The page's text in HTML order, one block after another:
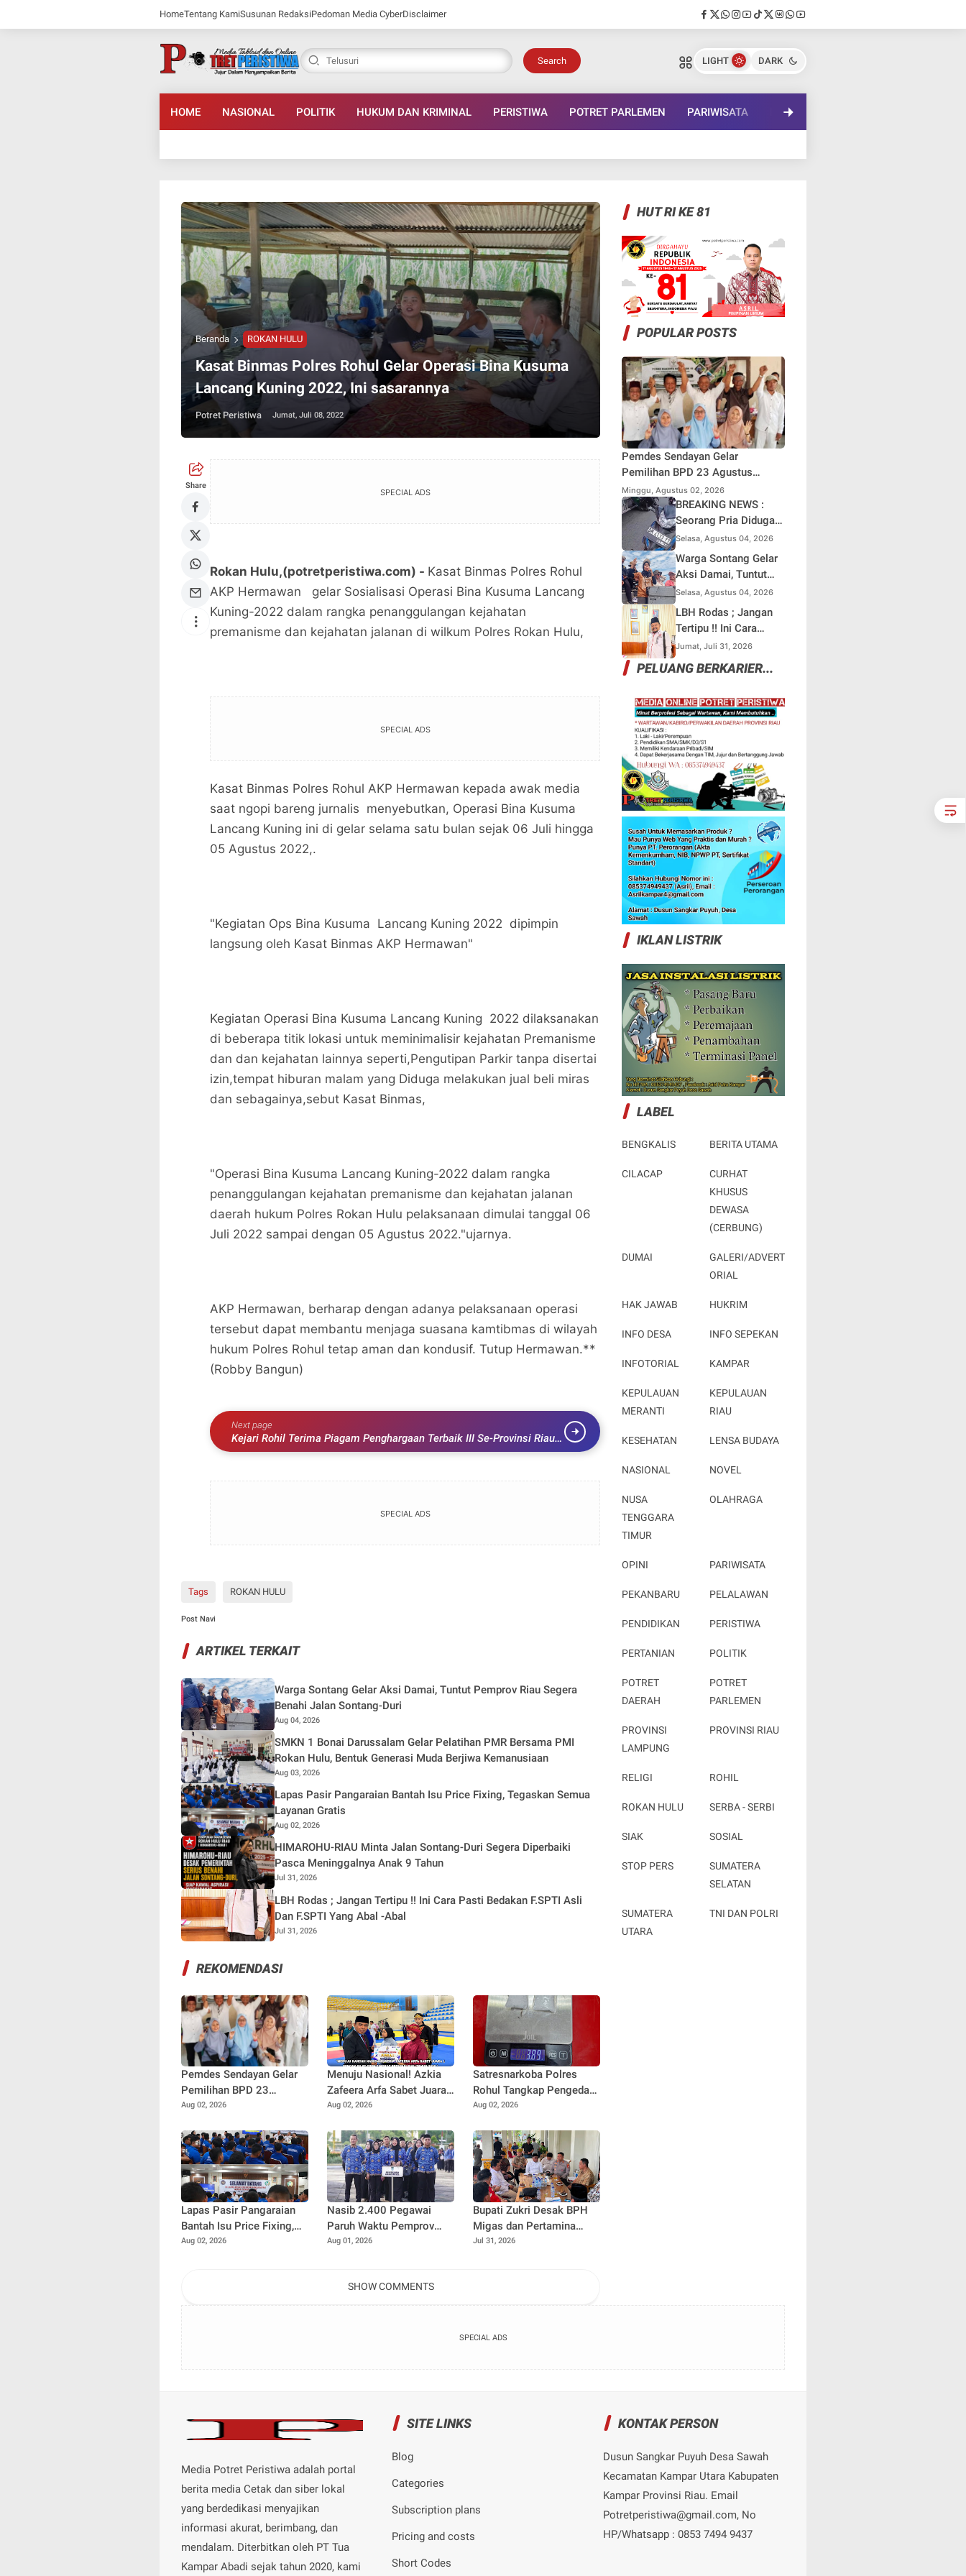
HomeTentang KamiSusunan RedaksiPedoman Media CyberDisclaimer
Search LIGHT DARK
HOME NASIONAL POLITIK HUKUM DAN KRIMINAL PERISTIWA POTRET PARLEMEN PARIWISATA PENDIDIKAN
Beranda ROKAN HULU
Kasat Binmas Polres Rohul Gelar Operasi Bina Kusuma
Lancang Kuning 2022, Ini sasarannya
Potret Peristiwa Jumat, Juli 08, 2022
Share
Kasat Binmas Polres Rohul Gelar Operasi Bina
Kusuma Lancang Kuning 2022, Ini sasarannya
Potret Peristiwa
SPECIAL ADS
Rokan Hulu,(potretperistiwa.com) - Kasat Binmas Polres Rohul
AKP Hermawan gelar Sosialisasi Operasi Bina Kusuma Lancang
Kuning-2022 dalam rangka penanggulangan kejahatan
premanisme dan kejahatan jalanan di wilkum Polres Rokan Hulu,
SPECIAL ADS
Kasat Binmas Polres Rohul AKP Hermawan kepada awak media
saat ngopi bareng jurnalis menyebutkan, Operasi Bina Kusuma
Lancang Kuning ini di gelar selama satu bulan sejak 06 Juli hingga
05 Agustus 2022,.
"Kegiatan Ops Bina Kusuma Lancang Kuning 2022 dipimpin
langsung oleh Kasat Binmas AKP Hermawan"
Kegiatan Operasi Bina Kusuma Lancang Kuning 2022 dilaksanakan
di beberapa titik lokasi untuk meminimalisir kejahatan Premanisme
dan dan kejahatan lainnya seperti,Pengutipan Parkir tanpa disertai
izin,tempat hiburan malam yang Diduga melakukan jual beli miras
dan sebagainya,sebut Kasat Binmas,
"Operasi Bina Kusuma Lancang Kuning-2022 dalam rangka
penanggulangan kejahatan premanisme dan kejahatan jalanan
daerah hukum Polres Rokan Hulu pelaksanaan dimulai tanggal 06
Juli 2022 sampai dengan 05 Agustus 2022."ujarnya.
AKP Hermawan, berharap dengan adanya pelaksanaan operasi
tersebut dapat membantu menjaga suasana kamtibmas di wilayah
hukum Polres Rohul tetap aman dan kondusif. Tutup Hermawan.**
(Robby Bangun)
Next page
Kejari Rohil Terima Piagam Penghargaan Terbaik III Se-Provinsi Riau
dari BPJS
SPECIAL ADS
Tags ROKAN HULU
Post Navi
Kasat Binmas Polres Rohul Gelar Operasi Bina
Kusuma Lancang Kuning 2022, Ini sasarannya
Potret Peristiwa
ARTIKEL TERKAIT
Warga Sontang Gelar Aksi Damai, Tuntut Pemprov Riau Segera
Benahi Jalan Sontang-Duri
Aug 04, 2026
SMKN 1 Bonai Darussalam Gelar Pelatihan PMR Bersama PMI
Rokan Hulu, Bentuk Generasi Muda Berjiwa Kemanusiaan
Aug 03, 2026
Lapas Pasir Pangaraian Bantah Isu Price Fixing, Tegaskan Semua
Layanan Gratis
Aug 02, 2026
HIMAROHU-RIAU Minta Jalan Sontang-Duri Segera Diperbaiki
Pasca Meninggalnya Anak 9 Tahun
Jul 31, 2026
LBH Rodas ; Jangan Tertipu !! Ini Cara Pasti Bedakan F.SPTI Asli
Dan F.SPTI Yang Abal -Abal
Jul 31, 2026
REKOMENDASI
Pemdes Sendayan Gelar
Pemilihan BPD 23
Agustus Mendatang,
Pengawasan Berjalan
Maksimal
Aug 02, 2026
Menuju Nasional! Azkia
Zafeera Arfa Sabet Juara
1 Pencak Silat O2SN
Aug 02, 2026
Satresnarkoba Polres
Rohul Tangkap Pengedar
Sabu di Ujung Batu, Sita
Aug 02, 2026
Lapas Pasir Pangaraian
Bantah Isu Price Fixing,
Tegaskan Semua Layanan
Aug 02, 2026
Nasib 2.400 Pegawai
Paruh Waktu Pemprov
Riau Masih 'Gantung',
Aug 01, 2026
Bupati Zukri Desak BPH
Migas dan Pertamina
Segera Buka Penyaluran
Jul 31, 2026
SHOW COMMENTS
HUT RI KE 81
POPULAR POSTS
Pemdes Sendayan Gelar
Pemilihan BPD 23 Agustus
Mendatang, Warga Berharap
Fungsi Pengawasan Berjalan
Maksimal
Minggu, Agustus 02, 2026
BREAKING NEWS :
Seorang Pria Diduga
Terjun dari Jembatan
Rantau Berangin Kuok,
Sepeda Motor
Ditinggal di Lokasi
Selasa, Agustus 04, 2026
Warga Sontang Gelar
Aksi Damai, Tuntut
Pemprov Riau Segera
Benahi Jalan Sontang-
Duri
Selasa, Agustus 04, 2026
LBH Rodas ; Jangan
Tertipu !! Ini Cara
Pasti Bedakan F.SPTI
Abal -Abal
Jumat, Juli 31, 2026
PELUANG BERKARIER...
IKLAN LISTRIK
LABEL
BENGKALIS BERITA UTAMA
CILACAP
CURHAT
KHUSUS
DEWASA
(CERBUNG)
DUMAI
GALERI/ADVERT
ORIAL
HAK JAWAB HUKRIM
INFO DESA INFO SEPEKAN
INFOTORIAL KAMPAR
KEPULAUAN
MERANTI
KEPULAUAN
RIAU
KESEHATAN LENSA BUDAYA
NASIONAL NOVEL
NUSA
TENGGARA
TIMUR
OLAHRAGA
OPINI PARIWISATA
PEKANBARU PELALAWAN
PENDIDIKAN PERISTIWA
PERTANIAN POLITIK
POTRET
DAERAH
POTRET
PARLEMEN
PROVINSI
LAMPUNG
PROVINSI RIAU
RELIGI ROHIL
ROKAN HULU SERBA - SERBI
SIAK SOSIAL
STOP PERS
SUMATERA
SELATAN
SUMATERA
UTARA
TNI DAN POLRI
SPECIAL ADS
Media Potret Peristiwa adalah portal
berita media Cetak dan siber lokal
yang berdedikasi menyajikan
informasi akurat, berimbang, dan
mendalam. Diterbitkan oleh PT Tua
Kampar Abadi sejak tahun 2020, kami
SITE LINKS
Blog
Categories
Subscription plans
Pricing and costs
Short Codes
KONTAK PERSON
Dusun Sangkar Puyuh Desa Sawah
Kecamatan Kampar Utara Kabupaten
Kampar Provinsi Riau. Email
Potretperistiwa@gmail.com, No
HP/Whatsapp : 0853 7494 9437